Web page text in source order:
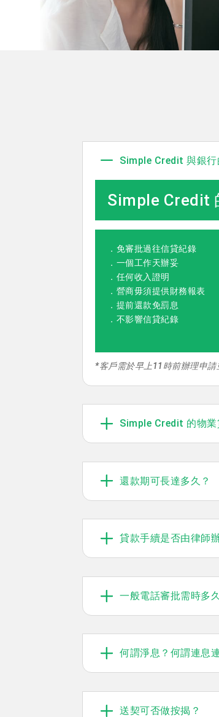
Simple Credit 與銀
Simple Credit
．免審批過往信貸紀錄
．一個工作天辦妥
．任何收入證明
．營商毋須提供財務報表
．提前還款免罰息
．不影響信貸紀錄
*客戶需於早上11時前辦理申
Simple Credit 的物業
還款期可長達多久？
貸款手續是否由律師
一般電話審批需時多
何謂淨息？何謂連息
送契可否做按揭？